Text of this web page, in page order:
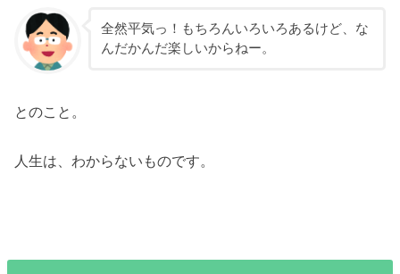
全然平気っ！もちろんいろいろあるけど、な
んだかんだ楽しいからねー。
とのこと。
人生は、わからないものです。